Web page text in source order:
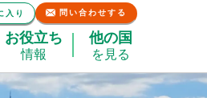
お役立ち
情報
他の国
を見る
入り 問い合わせする